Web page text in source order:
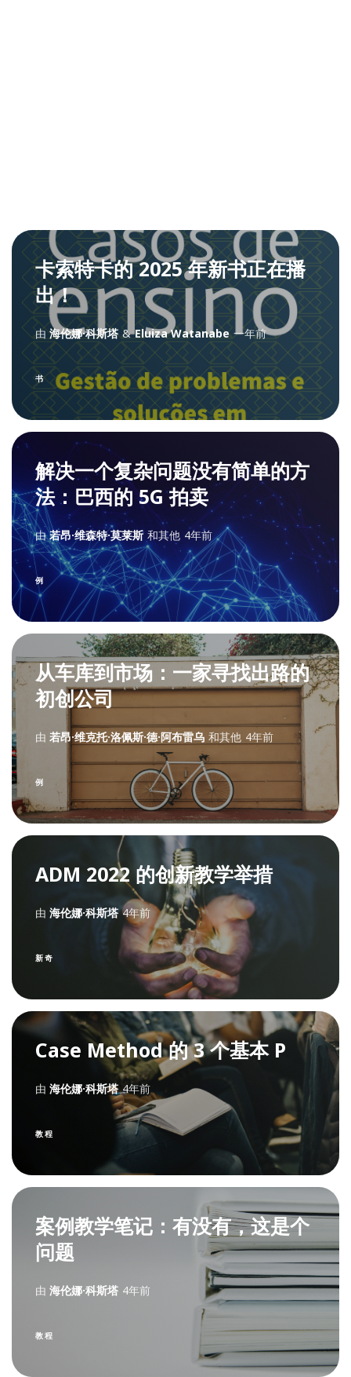
卡索特卡的 2025 年新书正在播
出！
由 海伦娜·科斯塔 & Eluiza Watanabe 一年前
书
解决一个复杂问题没有简单的方
法：巴西的 5G 拍卖
由若昂·维森特·莫莱斯 和其他 4年前
例
从车库到市场：一家寻找出路的
初创公司
由 若昂·维克托·洛佩斯·德·阿布雷乌 和其他 4年前
例
ADM 2022 的创新教学举措
由 海伦娜·科斯塔 4年前
新奇
Case Method 的 3 个基本 P
由 海伦娜·科斯塔 4年前
教程
案例教学笔记：有没有，这是个
问题
由 海伦娜·科斯塔 4年前
教程